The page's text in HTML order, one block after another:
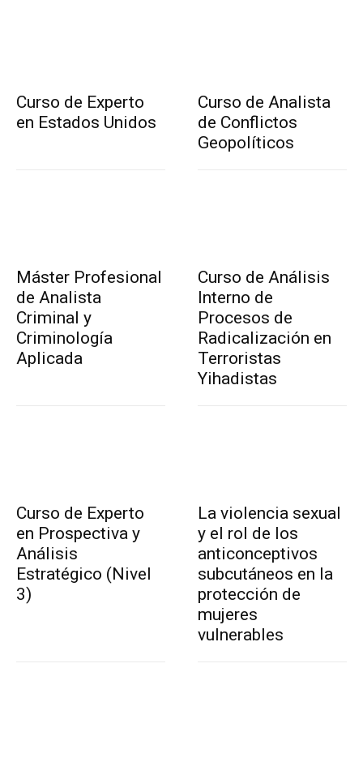
Curso de Experto
en Estados Unidos
Curso de Analista
de Conflictos
Geopolíticos
Máster Profesional
de Analista
Criminal y
Criminología
Aplicada
Curso de Análisis
Interno de
Procesos de
Radicalización en
Terroristas
Yihadistas
Curso de Experto
en Prospectiva y
Análisis
Estratégico (Nivel
3)
La violencia sexual
y el rol de los
anticonceptivos
subcutáneos en la
protección de
mujeres
vulnerables